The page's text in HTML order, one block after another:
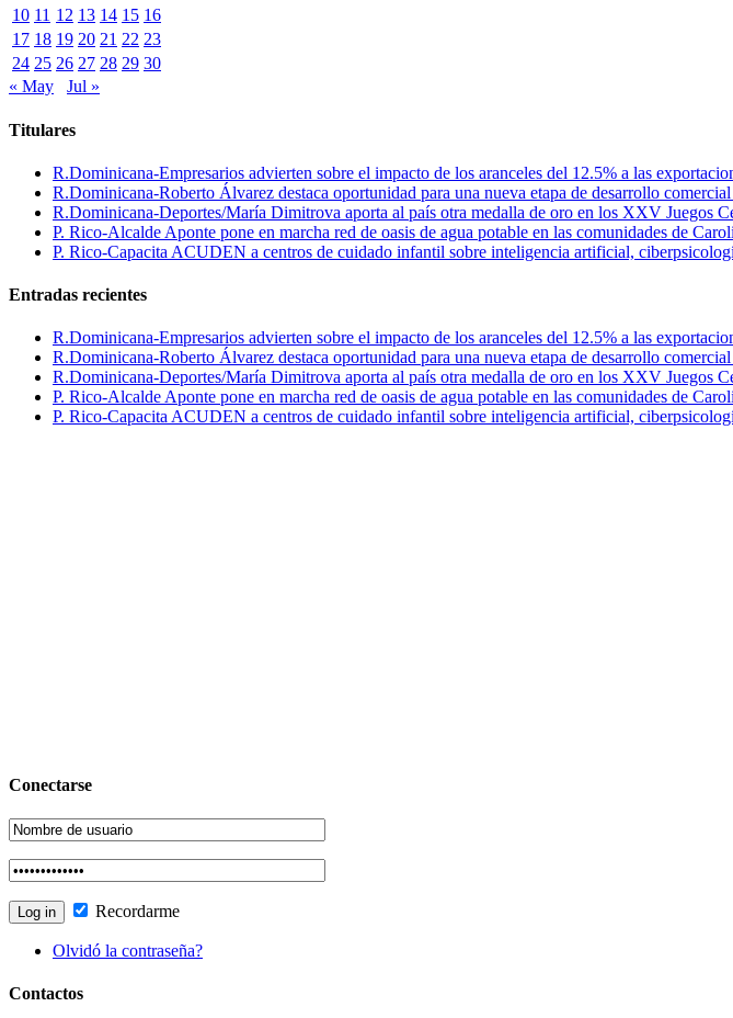
10 11 12 13 14 15 16
17 18 19 20 21 22 23
24 25 26 27 28 29 30
« May
Jul »
Titulares
R.Dominicana-Empresarios advierten sobre el impacto de los aranceles del 12.5% a las
R.Dominicana-Roberto Álvarez destaca oportunidad para una nueva etapa de desarrollo
R.Dominicana-Deportes/María Dimitrova aporta al país otra medalla de oro en los XXV Juegos
P. Rico-Alcalde Aponte pone en marcha red de oasis de agua potable en las comunidades de
P. Rico-Capacita ACUDEN a centros de cuidado infantil sobre inteligencia artificial,
Entradas recientes
R.Dominicana-Empresarios advierten sobre el impacto de los aranceles del 12.5% a las
R.Dominicana-Roberto Álvarez destaca oportunidad para una nueva etapa de desarrollo
R.Dominicana-Deportes/María Dimitrova aporta al país otra medalla de oro en los XXV Juegos
P. Rico-Alcalde Aponte pone en marcha red de oasis de agua potable en las comunidades de
P. Rico-Capacita ACUDEN a centros de cuidado infantil sobre inteligencia artificial,
Conectarse
Recordarme
Olvidó la contraseña?
Contactos